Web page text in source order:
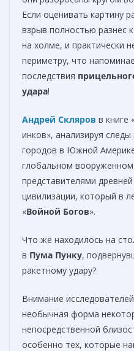
Если оценивать картину
взрыв полностью разнес
на холме, и практически
периметру, что
последствия
удара!
Андрей Скляров в книге
инков», анализируя
городов в Южной
глобальном
представителями
цивилизации, который в
«Войной Богов».
Что же находилось на
в Пума Пунку,
ракетному удару?
Внимание
необычная форма
непосредственной
особенно тех, которые